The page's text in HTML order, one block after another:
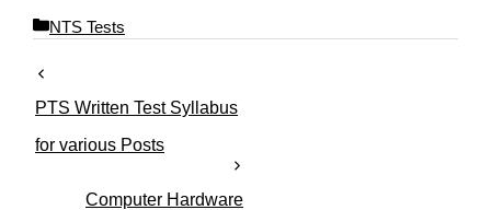
C
g
o
NTS Tests
PTS Written Test Syllabus
for various Posts
Computer Hardware